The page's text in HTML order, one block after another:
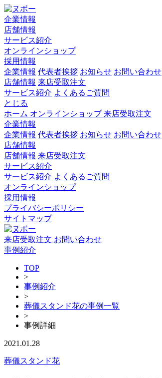
企業情報
店舗情報
サービス紹介
オンラインショップ
採用情報
企業情報 代表者挨拶 お知らせ お問い合わせ
店舗情報 来店受取注文
サービス紹介 よくあるご質問
とじる
ホーム オンラインショップ来店受取注文
企業情報
企業情報 代表者挨拶 お知らせ お問い合わせ
店舗情報
店舗情報 来店受取注文
サービス紹介
サービス紹介 よくあるご質問
オンラインショップ
採用情報
プライバシーポリシー
サイトマップ
来店受取注文 お問い合わせ
事例紹介
TOP
>
事例紹介
>
葬儀スタンド花の事例一覧
>
事例詳細
2021.01.28
葬儀スタンド花